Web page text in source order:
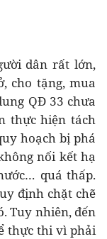
dân rất lớn,
cho tặng, mua
QĐ 33 chưa
thực hiện tách
hoạch bị phá
nối kết hạ
quá thấp.
định chặt chẽ
Tuy nhiên, đến
thực thi vì phải